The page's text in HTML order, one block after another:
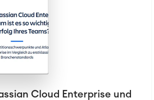
Cloud Enterprise und